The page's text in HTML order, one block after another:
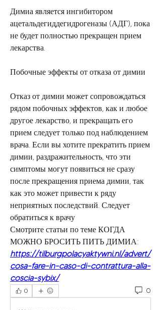
Димиа является ингибитором
ацетальдегиддегидрогеназы (АДГ), пока
не будет полностью прекращен прием
лекарства.
Побочные эффекты от отказа от димии
Отказ от димии может сопровождаться
рядом побочных эффектов, как и любое
другое лекарство, и прекращать его
прием следует только под наблюдением
врача. Если вы хотите прекратить прием
димии, раздражительность, что эти
симптомы могут появиться не сразу
после прекращения приема димии, так
как это может привести к ряду
неприятных последствий. Следует
обратиться к врачу
Смотрите статьи по теме КОГДА
МОЖНО БРОСИТЬ ПИТЬ ДИМИА:
https://tilburgpolacyaktywni.nl/advert/
cosa-fare-in-caso-di-contrattura-alla-
coscia-sybix/
0 0